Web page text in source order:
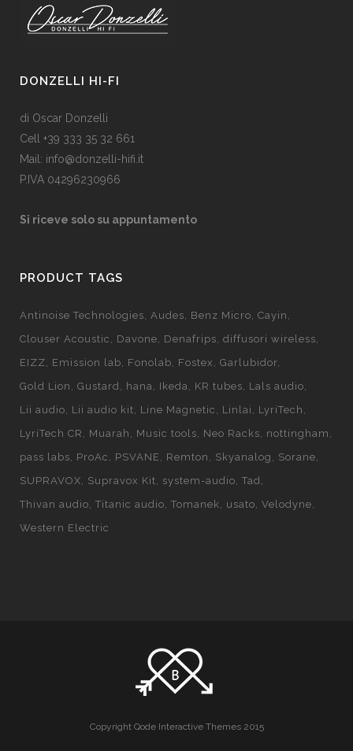
DONZELLI HI-FI
di Oscar Donzelli
Cell +39 333 35 32 661
Mail: info@donzelli-hifi.it
P.IVA 04296230966
Si riceve solo su appuntamento
PRODUCT TAGS
Antinoise Technologies Audes Benz Micro Cayin
Clouser Acoustic
Davone Denafrips diffusori wireless
EIZZ
Emission lab Fonolab Fostex
Garlubidor
Gold Lion
Gustard hana Ikeda KR tubes
Lals audio
Lii audio
Lii audio kit Line Magnetic Linlai
LyriTech
LyriTech CR
Muarah Music tools Neo Racks
nottingham
pass labs
ProAc PSVANE Remton Skyanalog
Sorane
SUPRAVOX
Supravox Kit system-audio Tad
Thivan audio Titanic audio Tomanek usato Velodyne
Western Electric
Copyright Qode Interactive Themes 2015